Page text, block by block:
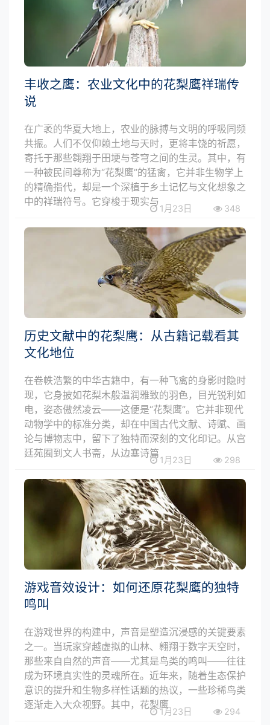
丰收之鹰：农业文化中的花梨鹰祥瑞传
说
在广袤的华夏大地上，农业的脉搏与文明的呼吸同频
共振。人们不仅仰赖土地与天时，更将丰饶的祈愿，
寄托于那些翱翔于田埂与苍穹之间的生灵。其中，有
一种被民间尊称为“花梨鹰”的猛禽，它并非生物学上
的精确指代，却是一个深植于乡土记忆与文化想象之
中的祥瑞符号。它穿梭于现实与
1月23日 348
历史文献中的花梨鹰：从古籍记载看其
文化地位
在卷帙浩繁的中华古籍中，有一种飞禽的身影时隐时
现，它身披如花梨木般温润雅致的羽色，目光锐利如
电，姿态傲然凌云——这便是“花梨鹰”。它并非现代
动物学中的标准分类，却在中国古代文献、诗赋、画
论与博物志中，留下了独特而深刻的文化印记。从宫
廷苑囿到文人书斋，从边塞诗篇
1月23日 298
游戏音效设计：如何还原花梨鹰的独特
鸣叫
在游戏世界的构建中，声音是塑造沉浸感的关键要素
之一。当玩家穿越虚拟的山林、翱翔于数字天空时，
那些来自自然的声音——尤其是鸟类的鸣叫——往往
成为环境真实性的灵魂所在。近年来，随着生态保护
意识的提升和生物多样性话题的热议，一些珍稀鸟类
逐渐走入大众视野。其中，花梨鹰
1月23日 294